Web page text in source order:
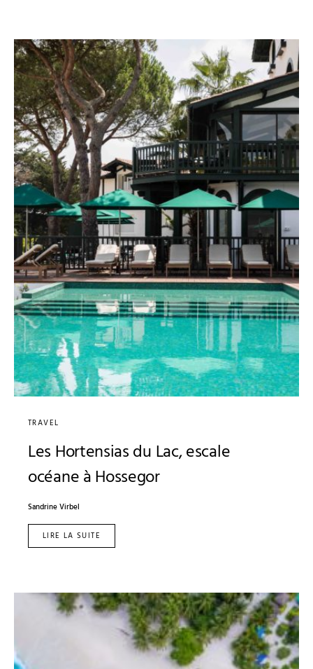
TRAVEL
Les Hortensias du Lac, escale
océane à Hossegor
Sandrine Virbel
LIRE LA SUITE